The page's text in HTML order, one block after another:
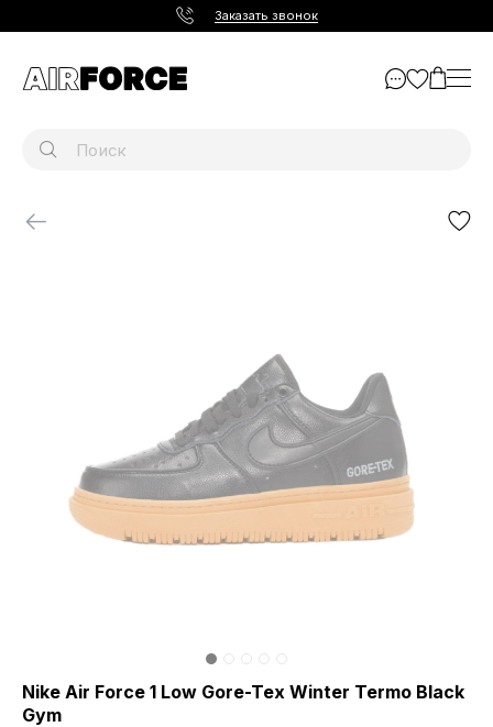
Заказать звонок
Nike Air Force 1 Low Gore-Tex Winter Termo Black
Gym